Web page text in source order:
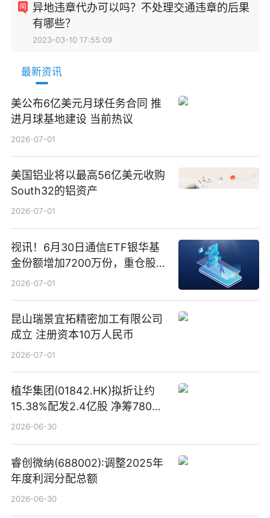
异地违章代办可以吗？不处理交通违章的后果
有哪些？
2023-03-10 17:55:09
最新资讯
美公布6亿美元月球任务合同 推
进月球基地建设 当前热议
2026-07-01
美国铝业将以最高56亿美元收购
South32的铝资产
2026-07-01
视讯！6月30日通信ETF银华基
金份额增加7200万份，重仓股新
易盛、中际旭创、立讯精密
2026-07-01
昆山瑞景宜拓精密加工有限公司
成立 注册资本10万人民币
2026-07-01
植华集团(01842.HK)拟折让约
15.38%配发2.4亿股 净筹780万
港元
2026-06-30
睿创微纳(688002):调整2025年
年度利润分配总额
2026-06-30